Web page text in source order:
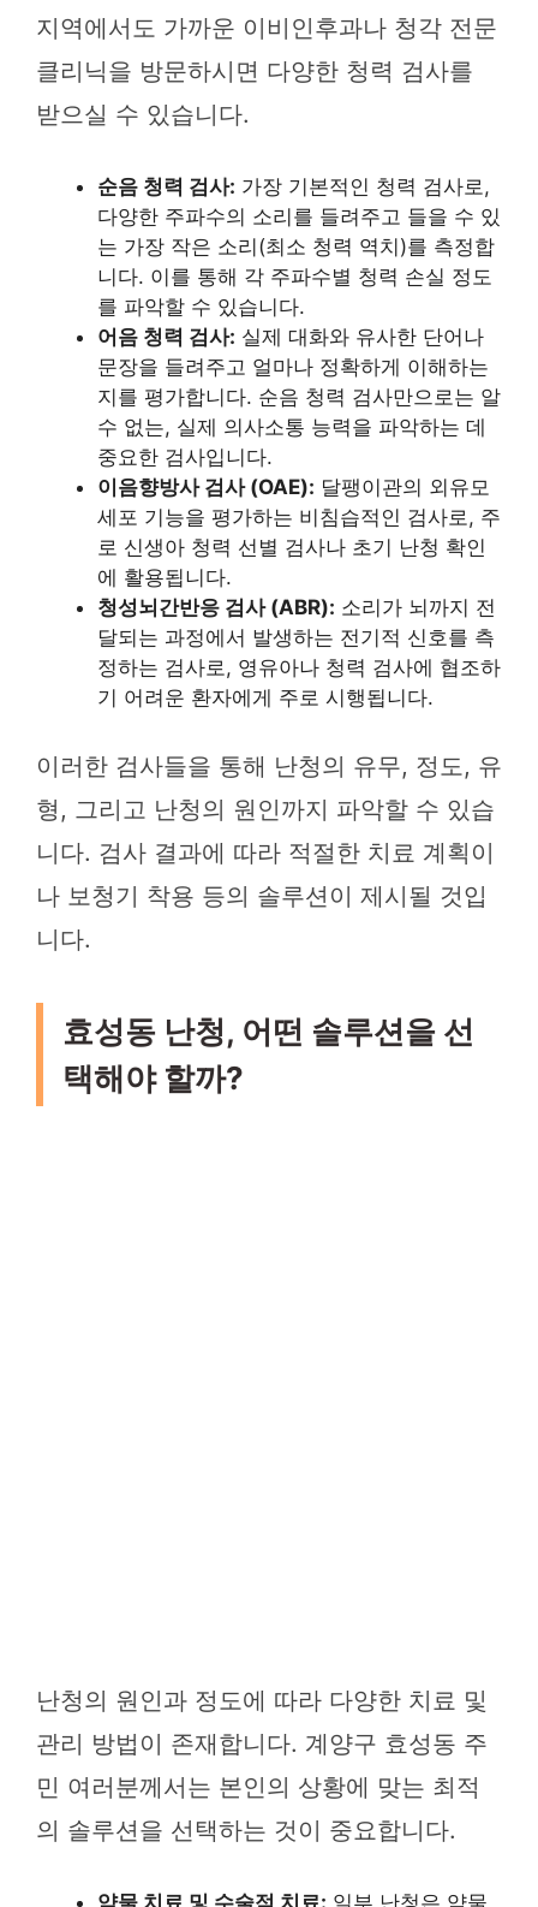
지역에서도 가까운 이비인후과나 청각 전문
클리닉을 방문하시면 다양한 청력 검사를
받으실 수 있습니다.
순음 청력 검사: 가장 기본적인 청력 검사로,
다양한 주파수의 소리를 들려주고 들을 수 있
는 가장 작은 소리(최소 청력 역치)를 측정합
니다. 이를 통해 각 주파수별 청력 손실 정도
를 파악할 수 있습니다.
어음 청력 검사: 실제 대화와 유사한 단어나
문장을 들려주고 얼마나 정확하게 이해하는
지를 평가합니다. 순음 청력 검사만으로는 알
수 없는, 실제 의사소통 능력을 파악하는 데
중요한 검사입니다.
이음향방사 검사 (OAE): 달팽이관의 외유모
세포 기능을 평가하는 비침습적인 검사로, 주
로 신생아 청력 선별 검사나 초기 난청 확인
에 활용됩니다.
청성뇌간반응 검사 (ABR): 소리가 뇌까지 전
달되는 과정에서 발생하는 전기적 신호를 측
정하는 검사로, 영유아나 청력 검사에 협조하
기 어려운 환자에게 주로 시행됩니다.
이러한 검사들을 통해 난청의 유무, 정도, 유
형, 그리고 난청의 원인까지 파악할 수 있습
니다. 검사 결과에 따라 적절한 치료 계획이
나 보청기 착용 등의 솔루션이 제시될 것입
니다.
효성동 난청, 어떤 솔루션을 선
택해야 할까?
난청의 원인과 정도에 따라 다양한 치료 및
관리 방법이 존재합니다. 계양구 효성동 주
민 여러분께서는 본인의 상황에 맞는 최적
의 솔루션을 선택하는 것이 중요합니다.